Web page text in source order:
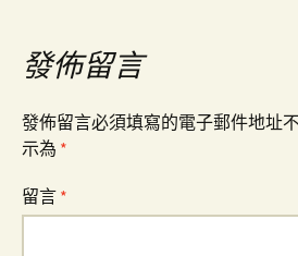
導
覽
發佈留言
發佈留言必須填寫的電子郵件地址
示為 *
留言 *